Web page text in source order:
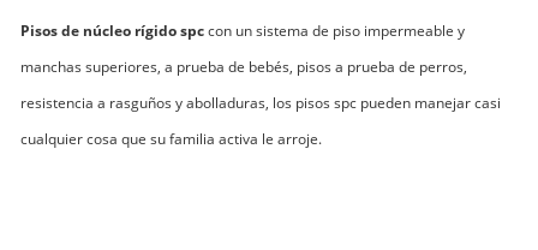
Pisos de núcleo rígido spccon un sistema de piso impermeable y
manchas superiores, a prueba de bebés, pisos a prueba de perros,
resistencia a rasguños y abolladuras, los pisos spc pueden manejar casi
cualquier cosa que su familia activa le arroje.